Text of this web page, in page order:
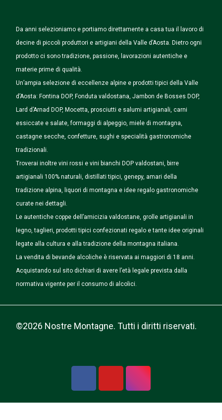
Da anni selezioniamo e portiamo direttamente a casa tua il lavoro di
decine di piccoli produttori e artigiani della Valle d’Aosta. Dietro ogni
prodotto ci sono tradizione, passione, lavorazioni autentiche e
materie prime di qualità.
Un’ampia selezione di eccellenze alpine e prodotti tipici della Valle
d’Aosta: Fontina DOP, Fonduta valdostana, Jambon de Bosses DOP,
Lard d’Arnad DOP, Mocetta, prosciutti e salumi artigianali, carni
essiccate e salate, formaggi di alpeggio, miele di montagna,
castagne secche, confetture, sughi e specialità gastronomiche
tradizionali.
Troverai inoltre vini rossi e vini bianchi DOP valdostani, birre
artigianali 100% naturali, distillati tipici, genepy, amari della
tradizione alpina, liquori di montagna e idee regalo gastronomiche
curate nei dettagli.
Le autentiche coppe dell’amicizia valdostane, grolle artigianali in
legno, taglieri, prodotti tipici confezionati regalo e tante idee originali
legate alla cultura e alla tradizione della montagna italiana.
La vendita di bevande alcoliche è riservata ai maggiori di 18 anni.
Acquistando sul sito dichiari di avere l’età legale prevista dalla
normativa vigente per il consumo di alcolici.
©2026 Nostre Montagne. Tutti i diritti riservati.